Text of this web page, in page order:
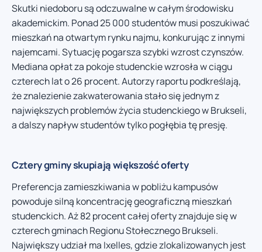
Skutki niedoboru są odczuwalne w całym środowisku
akademickim. Ponad 25 000 studentów musi poszukiwać
mieszkań na otwartym rynku najmu, konkurując z innymi
najemcami. Sytuację pogarsza szybki wzrost czynszów.
Mediana opłat za pokoje studenckie wzrosła w ciągu
czterech lat o 26 procent. Autorzy raportu podkreślają,
że znalezienie zakwaterowania stało się jednym z
największych problemów życia studenckiego w Brukseli,
a dalszy napływ studentów tylko pogłębia tę presję.
Cztery gminy skupiają większość oferty
Preferencja zamieszkiwania w pobliżu kampusów
powoduje silną koncentrację geograficzną mieszkań
studenckich. Aż 82 procent całej oferty znajduje się w
czterech gminach Regionu Stołecznego Brukseli.
Największy udział ma Ixelles, gdzie zlokalizowanych jest